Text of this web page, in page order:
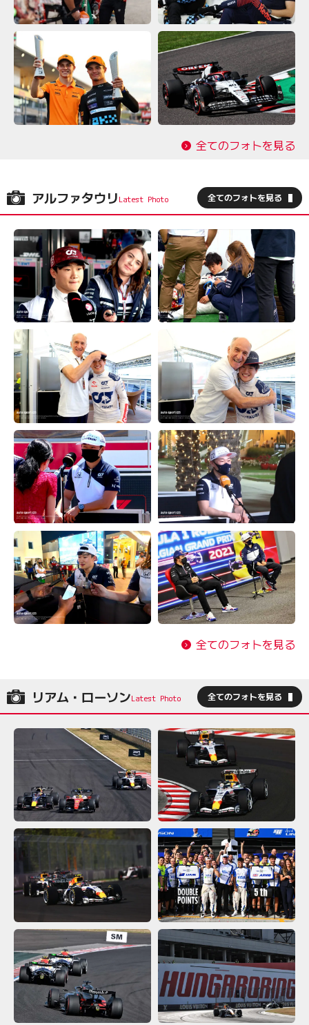
全てのフォトを見る
アルファタウリ 全てのフォトを見る
全てのフォトを見る
リアム・ローソン 全てのフォトを見る